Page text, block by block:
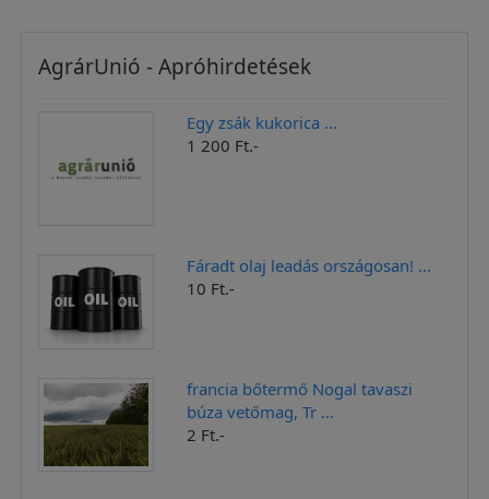
AgrárUnió - Apróhirdetések
Egy zsák kukorica ...
1 200 Ft.-
Fáradt olaj leadás országosan! ...
10 Ft.-
francia bőtermő Nogal tavaszi
búza vetőmag, Tr ...
2 Ft.-